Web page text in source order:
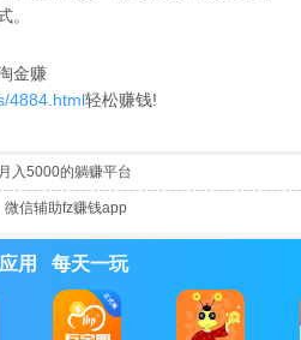
。
金赚
4884.html轻松赚钱!
入5000的躺赚平台
信辅助fz赚钱app
用 每天一玩